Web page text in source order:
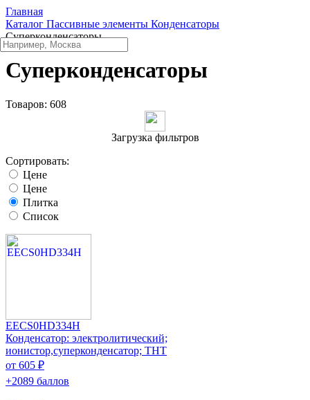
Главная
Каталог Пассивные элементы Конденсаторы
Суперконденсаторы
Суперконденсаторы
Товаров: 608
Загрузка фильтров
Сортировать:
Цене
Цене
Плитка
Список
EECS0HD334H
Конденсатор: электролитический;
ионистор,суперконденсатор; THT
от 605 ₽
+2089 баллов